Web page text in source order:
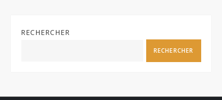
g
RECHERCHER
RECHERCHER